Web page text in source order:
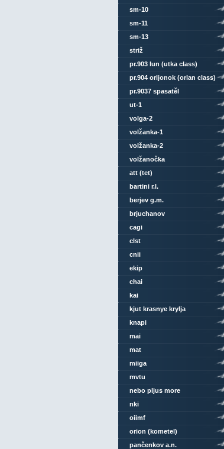
sm-10
sm-11
sm-13
striž
pr.903 lun (utka class)
pr.904 orljonok (orlan class)
pr.9037 spasatěl
ut-1
volga-2
volžanka-1
volžanka-2
volžanočka
att (tet)
bartini r.l.
berjev g.m.
brjuchanov
cagi
clst
cnii
ekip
chai
kai
kjut krasnye krylja
knapi
mai
mat
miiga
mvtu
nebo pljus more
nki
oiimf
orion (kometel)
pančenkov a.n.